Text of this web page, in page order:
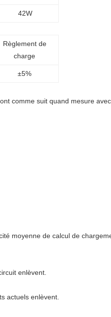
42W
Règlement de
charge
±5%
comme suit quand mesure
moyenne de calcul de
enlèvent.
actuels enlèvent.